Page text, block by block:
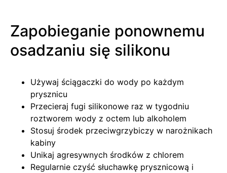
Zapobieganie ponownemu
osadzaniu się silikonu
Używaj ściągaczki do wody po każdym
prysznicu
Przecieraj fugi silikonowe raz w tygodniu
roztworem wody z octem lub alkoholem
Stosuj środek przeciwgrzybiczy w narożnikach
kabiny
Unikaj agresywnych środków z chlorem
Regularnie czyść słuchawkę prysznicową i